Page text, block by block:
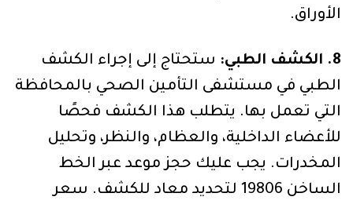
الأوراق.
8. الكشف الطبي:
ستحتاج إلى إجراء الكشف
الطبي في مستشفى التأمين الصحي بالمحافظة
التي تعمل بها. يتطلب هذا الكشف فحصًا
للأعضاء الداخلية، والعظام، والنظر، وتحليل
المخدرات. يجب عليك حجز موعد عبر الخط
الساخن 19806 لتحديد معاد للكشف. سعر